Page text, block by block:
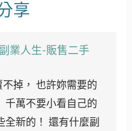
享
業人生-販售二手
掉， 也許妳需要的
千萬不要小看自己的
全新的！ 還有什麼副